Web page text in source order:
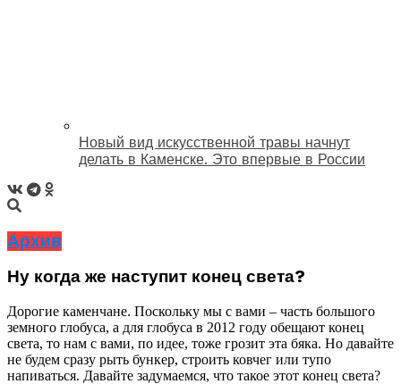
Новый вид искусственной травы начнут
делать в Каменске. Это впервые в России
Архив
Ну когда же наступит конец света?
Дорогие каменчане. Поскольку мы с вами – часть большого
земного глобуса, а для глобуса в 2012 году обещают конец
света, то нам с вами, по идее, тоже грозит эта бяка. Но давайте
не будем сразу рыть бункер, строить ковчег или тупо
напиваться. Давайте задумаемся, что такое этот конец света?